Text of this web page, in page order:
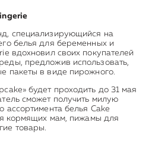
специализирующийся на
белья для беременных и
вдохновил своих покупателей
предложив использовать,
пакеты в виде пирожного.
будет проходить до 31 мая
сможет получить милую
ассортимента белья Cake
кормящих мам, пижамы для
товары.